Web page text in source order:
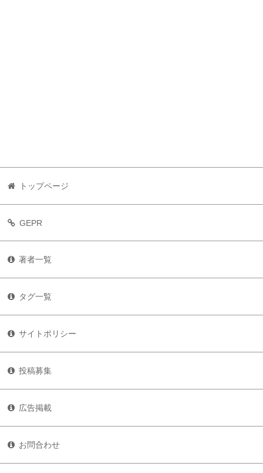
トップページ
GEPR
著者一覧
タグ一覧
サイトポリシー
投稿募集
広告掲載
お問合わせ